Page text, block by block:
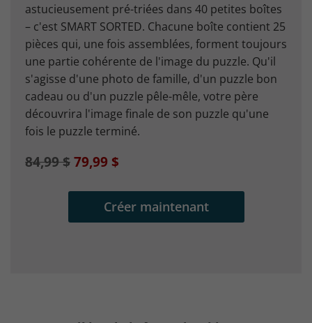
astucieusement pré-triées dans 40 petites boîtes
– c'est SMART SORTED. Chacune boîte contient 25
pièces qui, une fois assemblées, forment toujours
une partie cohérente de l'image du puzzle. Qu'il
s'agisse d'une photo de famille, d'un puzzle bon
cadeau ou d'un puzzle pêle-mêle, votre père
découvrira l'image finale de son puzzle qu'une
fois le puzzle terminé.
84,99 $79,99 $
Créer maintenant